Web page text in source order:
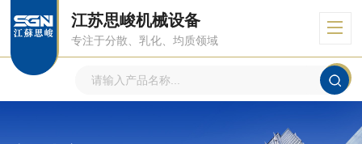
江苏思峻机械设备
专注于分散、乳化、均质领域